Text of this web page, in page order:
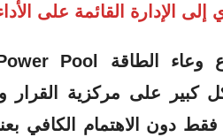
الإدارة القائمة على
كبير على مركزية القرار
دون الاهتمام الكافي